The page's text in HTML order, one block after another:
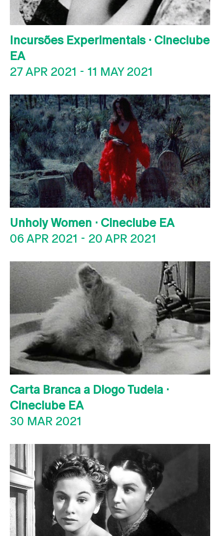
Incursões Experimentais · Cineclube
EA
27 APR 2021 - 11 MAY 2021
Unholy Women · Cineclube EA
06 APR 2021 - 20 APR 2021
Carta Branca a Diogo Tudela ·
Cineclube EA
30 MAR 2021